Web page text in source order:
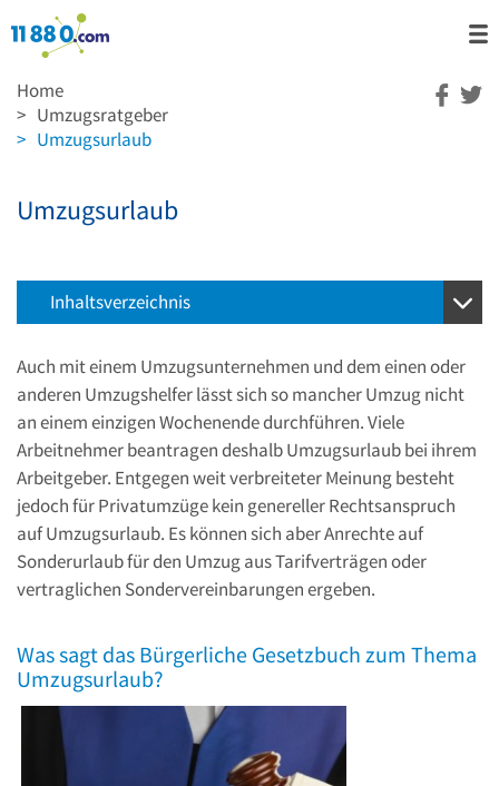
Home
> Umzugsratgeber
> Umzugsurlaub
Umzugsurlaub
Inhaltsverzeichnis
Auch mit einem Umzugsunternehmen und dem einen oder
anderen Umzugshelfer lässt sich so mancher Umzug nicht
an einem einzigen Wochenende durchführen. Viele
Arbeitnehmer beantragen deshalb Umzugsurlaub bei ihrem
Arbeitgeber. Entgegen weit verbreiteter Meinung besteht
jedoch für Privatumzüge kein genereller Rechtsanspruch
auf Umzugsurlaub. Es können sich aber Anrechte auf
Sonderurlaub für den Umzug aus Tarifverträgen oder
vertraglichen Sondervereinbarungen ergeben.
Was sagt das Bürgerliche Gesetzbuch zum Thema
Umzugsurlaub?